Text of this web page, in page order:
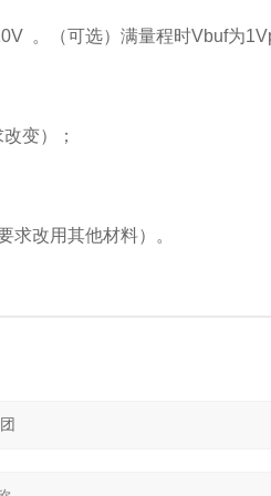
。（可选）满量程时Vbuf为
变）；
求改用其他材料）。